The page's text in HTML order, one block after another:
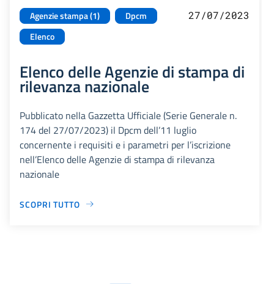
Agenzie stampa (1)
Dpcm
Elenco
27/07/2023
Elenco delle Agenzie di stampa di
rilevanza nazionale
Pubblicato nella Gazzetta Ufficiale (Serie Generale n.
174 del 27/07/2023) il Dpcm dell’11 luglio
concernente i requisiti e i parametri per l’iscrizione
nell’Elenco delle Agenzie di stampa di rilevanza
nazionale
SCOPRI TUTTO